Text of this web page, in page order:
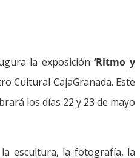
la exposición‘Ritmo y
Cultural CajaGranada. Este
los días 22 y 23 de mayo
la escultura, la fotografía, la